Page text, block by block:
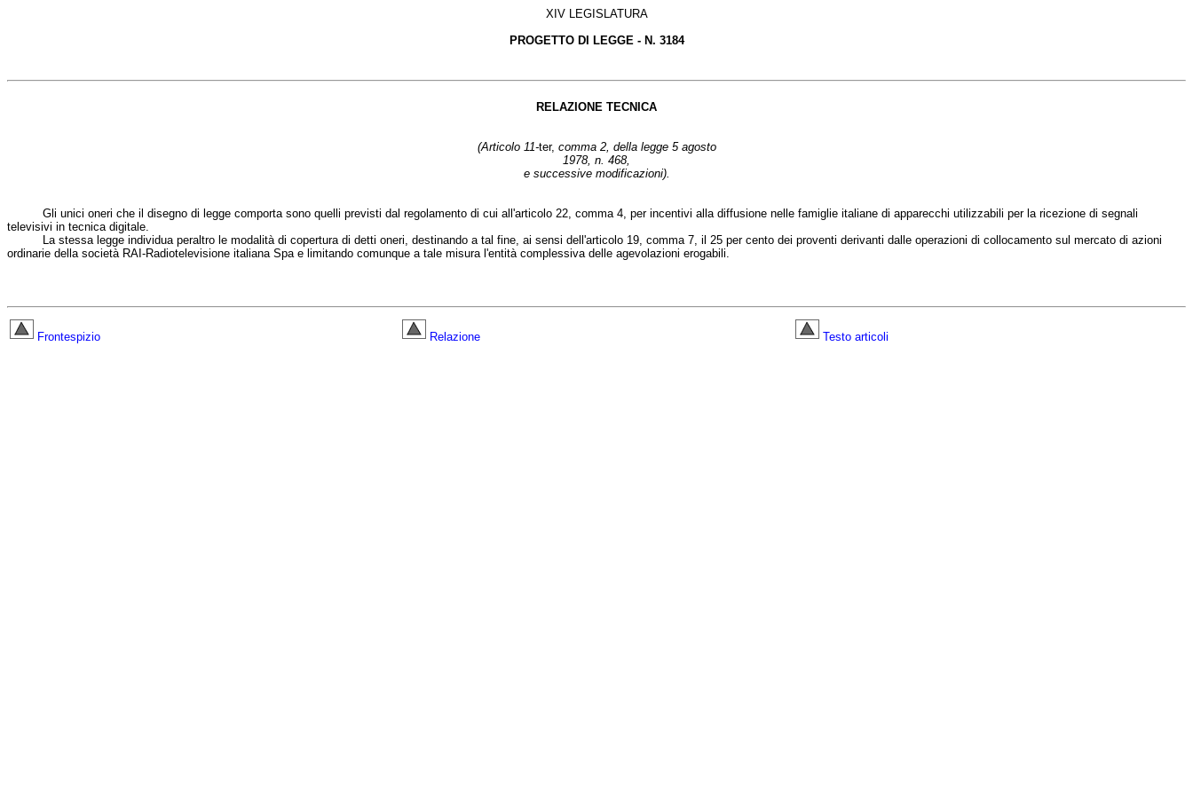
XIV LEGISLATURA
PROGETTO DI LEGGE - N. 3184
RELAZIONE TECNICA
(Articolo 11-ter, comma 2, della legge 5 agosto
1978, n. 468,
e successive modificazioni).
Gli unici oneri che il disegno di legge comporta sono quelli previsti dal regolamento di cui all'articolo 22, comma 4, per incentivi alla diffusione nelle famiglie italiane di apparecchi utilizzabili per la ricezione di segnali
televisivi in tecnica digitale.
La stessa legge individua peraltro le modalità di copertura di detti oneri, destinando a tal fine, ai sensi dell'articolo 19, comma 7, il 25 per cento dei proventi derivanti dalle operazioni di collocamento sul mercato di azioni
ordinarie della società RAI-Radiotelevisione italiana Spa e limitando comunque a tale misura l'entità complessiva delle agevolazioni erogabili.
Frontespizio Relazione Testo articoli